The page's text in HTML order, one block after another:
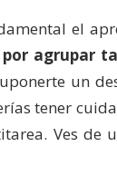
el
agrupar
un
tener
Ves de